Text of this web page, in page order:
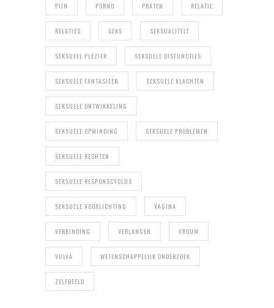
PIJN PORNO PRATEN RELATIE
RELATIES SEKS SEKSUALITEIT
SEKSUEEL PLEZIER SEKSUELE DISFUNCTIES
SEKSUELE FANTASIEËN SEKSUELE KLACHTEN
SEKSUELE ONTWIKKELING
SEKSUELE OPWINDING SEKSUELE PROBLEMEN
SEKSUELE RECHTEN
SEKSUELE RESPONSCYCLUS
SEKSUELE VOORLICHTING VAGINA
VERBINDING VERLANGEN VROUW
VULVA WETENSCHAPPELIJK ONDERZOEK
ZELFBEELD